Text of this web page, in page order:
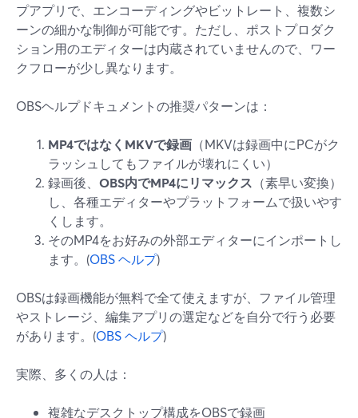
プアプリで、エンコーディングやビットレート、複数シ
ーンの細かな制御が可能です。ただし、ポストプロダク
ション用のエディターは内蔵されていませんので、ワー
クフローが少し異なります。
OBSヘルプドキュメントの推奨パターンは：
MP4ではなくMKVで録画 （MKVは録画中にPCがク
ラッシュしてもファイルが壊れにくい）
録画後、 OBS内でMP4にリマックス （素早い変換）
し、各種エディターやプラットフォームで扱いやす
くします。
そのMP4をお好みの外部エディターにインポートし
ます。(OBS ヘルプ)
OBSは録画機能が無料で全て使えますが、ファイル管理
やストレージ、編集アプリの選定などを自分で行う必要
があります。(OBS ヘルプ)
実際、多くの人は：
複雑なデスクトップ構成をOBSで録画